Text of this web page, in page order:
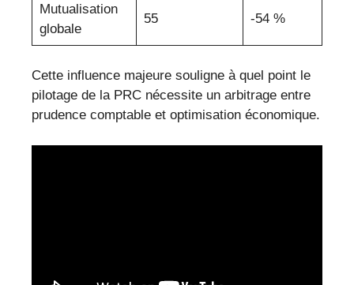
Mutualisation
globale
55 -54 %
Cette influence majeure souligne à quel point le
pilotage de la PRC nécessite un arbitrage entre
prudence comptable et optimisation économique.